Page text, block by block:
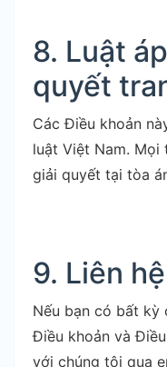
8. Luật
quyết
Các Điều khoản
luật Việt Nam. Mọi
giải quyết tại tòa
9. Liên hệ
Nếu bạn có bất kỳ
Điều khoản và
với chúng tôi qua